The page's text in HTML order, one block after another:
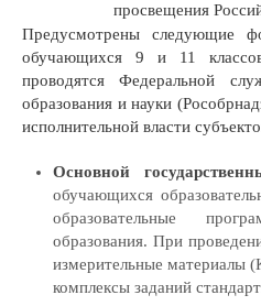
просвещения
Предусмотрены следующие
обучающихся 9 и 11
проводятся Федеральной
образования и науки
исполнительной власти
Основной
обучающихся
образовательные
образования. При
измерительные материалы
комплексы заданий